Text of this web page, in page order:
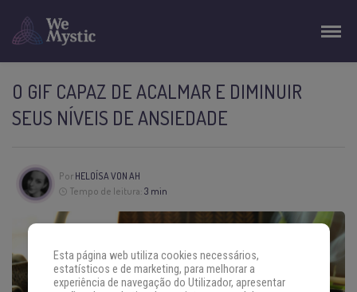
O GIF CAPAZ DE ACALMAR E DIMINUIR
SEUS NÍVEIS DE ANSIEDADE
Por HELOÍSA VON AH
Tempo de leitura: 3 min
Esta página web utiliza cookies necessários,
estatísticos e de marketing, para melhorar a
experiência de navegação do Utilizador, apresentar